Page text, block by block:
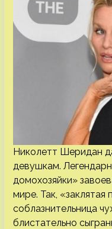
Николетт Шеридан
девушкам.
домохозяйки»
мире. Так, «заклятая
соблазнительница
блистательно